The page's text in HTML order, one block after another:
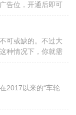
告位，开通后即可
可或缺的。不过大
种情况下，你就需
2017以来的“车轮